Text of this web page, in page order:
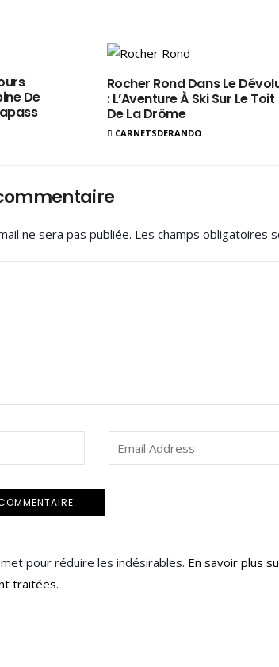
De
Rocher Rond Dans Le
: L’Aventure À Ski Sur Le Toit
De La Drôme
CARNETSDERANDO
ne sera pas publiée. Les champs obligatoires
pour réduire les indésirables. En savoir plus
traitées.